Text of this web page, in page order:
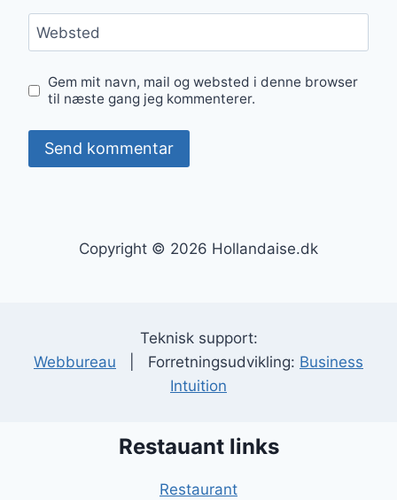
Websted
Gem mit navn, mail og websted i denne browser
til næste gang jeg kommenterer.
Copyright © 2026 Hollandaise.dk
Teknisk support:
Webbureau | Forretningsudvikling: Business
Intuition
Restauant links
Restaurant